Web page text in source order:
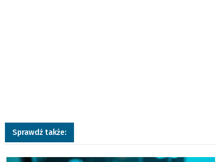
Sprawdź także:
a